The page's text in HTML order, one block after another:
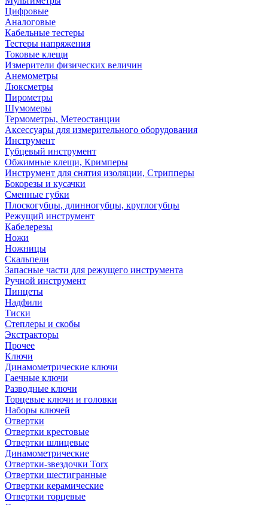
Цифровые
Аналоговые
Кабельные тестеры
Тестеры напряжения
Токовые клещи
Измерители физических величин
Анемометры
Люксметры
Пирометры
Шумомеры
Термометры, Метеостанции
Аксессуары для измерительного оборудования
Инструмент
Губцевый инструмент
Обжимные клещи, Кримперы
Инструмент для снятия изоляции, Стрипперы
Бокорезы и кусачки
Сменные губки
Плоскогубцы, длинногубцы, круглогубцы
Режущий инструмент
Кабелерезы
Ножи
Ножницы
Скальпели
Запасные части для режущего инструмента
Ручной инструмент
Пинцеты
Надфили
Тиски
Степлеры и скобы
Экстракторы
Прочее
Ключи
Динамометрические ключи
Гаечные ключи
Разводные ключи
Торцевые ключи и головки
Наборы ключей
Отвертки
Отвертки крестовые
Отвертки шлицевые
Динамометрические
Отвертки-звездочки Torx
Отвертки шестигранные
Отвертки керамические
Отвертки торцевые